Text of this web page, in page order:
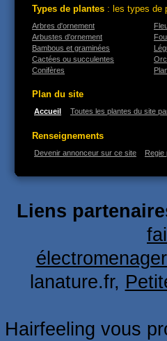
Types de plantes : les types de
Arbres d'ornement
Arbustes d'ornement
Bambous et graminées
Cactées ou succulentes
Conifères
Plan du site
Accueil Toutes les plantes du site
Renseignements
Devenir annonceur sur ce site Regie
Liens
lanature.fr,
Hairfeeling vous